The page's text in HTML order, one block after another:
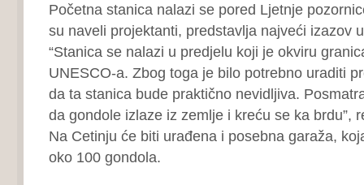
Početna stanica nalazi se pored Ljetnje
su naveli projektanti, predstavlja najveći izazov
“Stanica se nalazi u predjelu koji je okviru
UNESCO-a. Zbog toga je bilo potrebno uraditi
da ta stanica bude praktično nevidljiva.
da gondole izlaze iz zemlje i kreću se ka brdu”,
Na Cetinju će biti urađena i posebna garaža,
oko 100 gondola.